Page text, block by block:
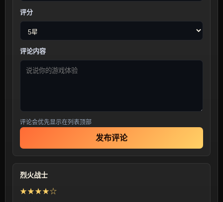
评分
评论内容
评论会优先显示在列表顶部
发布评论
烈火战士
★★★★☆